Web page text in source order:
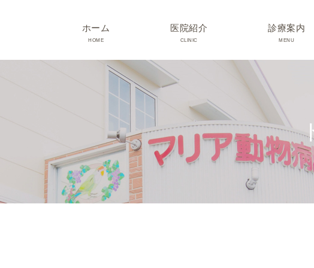
ホーム
HOME
医院紹介
CLINIC
院長･スタッフ紹介
診療時間･アクセス
院内紹介･初診の方へ
医院設備
診療案内
MENU